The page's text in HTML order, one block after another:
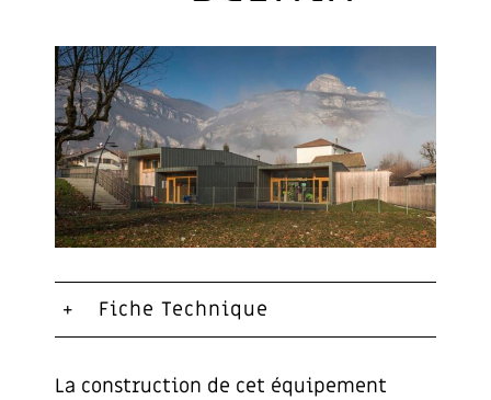
Fiche Technique
La construction de cet équipement